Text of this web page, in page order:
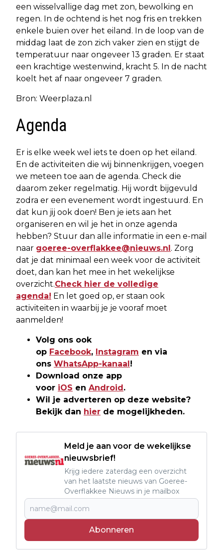
een wisselvallige dag met zon, bewolking en
regen. In de ochtend is het nog fris en trekken
enkele buien over het eiland. In de loop van de
middag laat de zon zich vaker zien en stijgt de
temperatuur naar ongeveer 13 graden. Er staat
een krachtige westenwind, kracht 5. In de nacht
koelt het af naar ongeveer 7 graden.
Bron: Weerplaza.nl
Agenda
Er is elke week wel iets te doen op het eiland.
En de activiteiten die wij binnenkrijgen, voegen
we meteen toe aan de agenda. Check die
daarom zeker regelmatig. Hij wordt bijgevuld
zodra er een evenement wordt ingestuurd. En
dat kun jij ook doen! Ben je iets aan het
organiseren en wil je het in onze agenda
hebben? Stuur dan alle informatie in een e-mail
naar goeree-overflakkee@nieuws.nl. Zorg
dat je dat minimaal een week voor de activiteit
doet, dan kan het mee in het wekelijkse
overzicht.Check hier de volledige
agenda! En let goed op, er staan ook
activiteiten in waarbij je je vooraf moet
aanmelden!
Volg ons ook
op Facebook, Instagram en via
ons WhatsApp-kanaal!
Download onze app
voor iOS en Android.
Wil je adverteren op deze website?
Bekijk dan hier de mogelijkheden.
Meld je aan voor de wekelijkse
nieuwsbrief!
Krijg iedere zaterdag een overzicht
van het laatste nieuws van Goeree-
Overflakkee Nieuws in je mailbox
Abonneren